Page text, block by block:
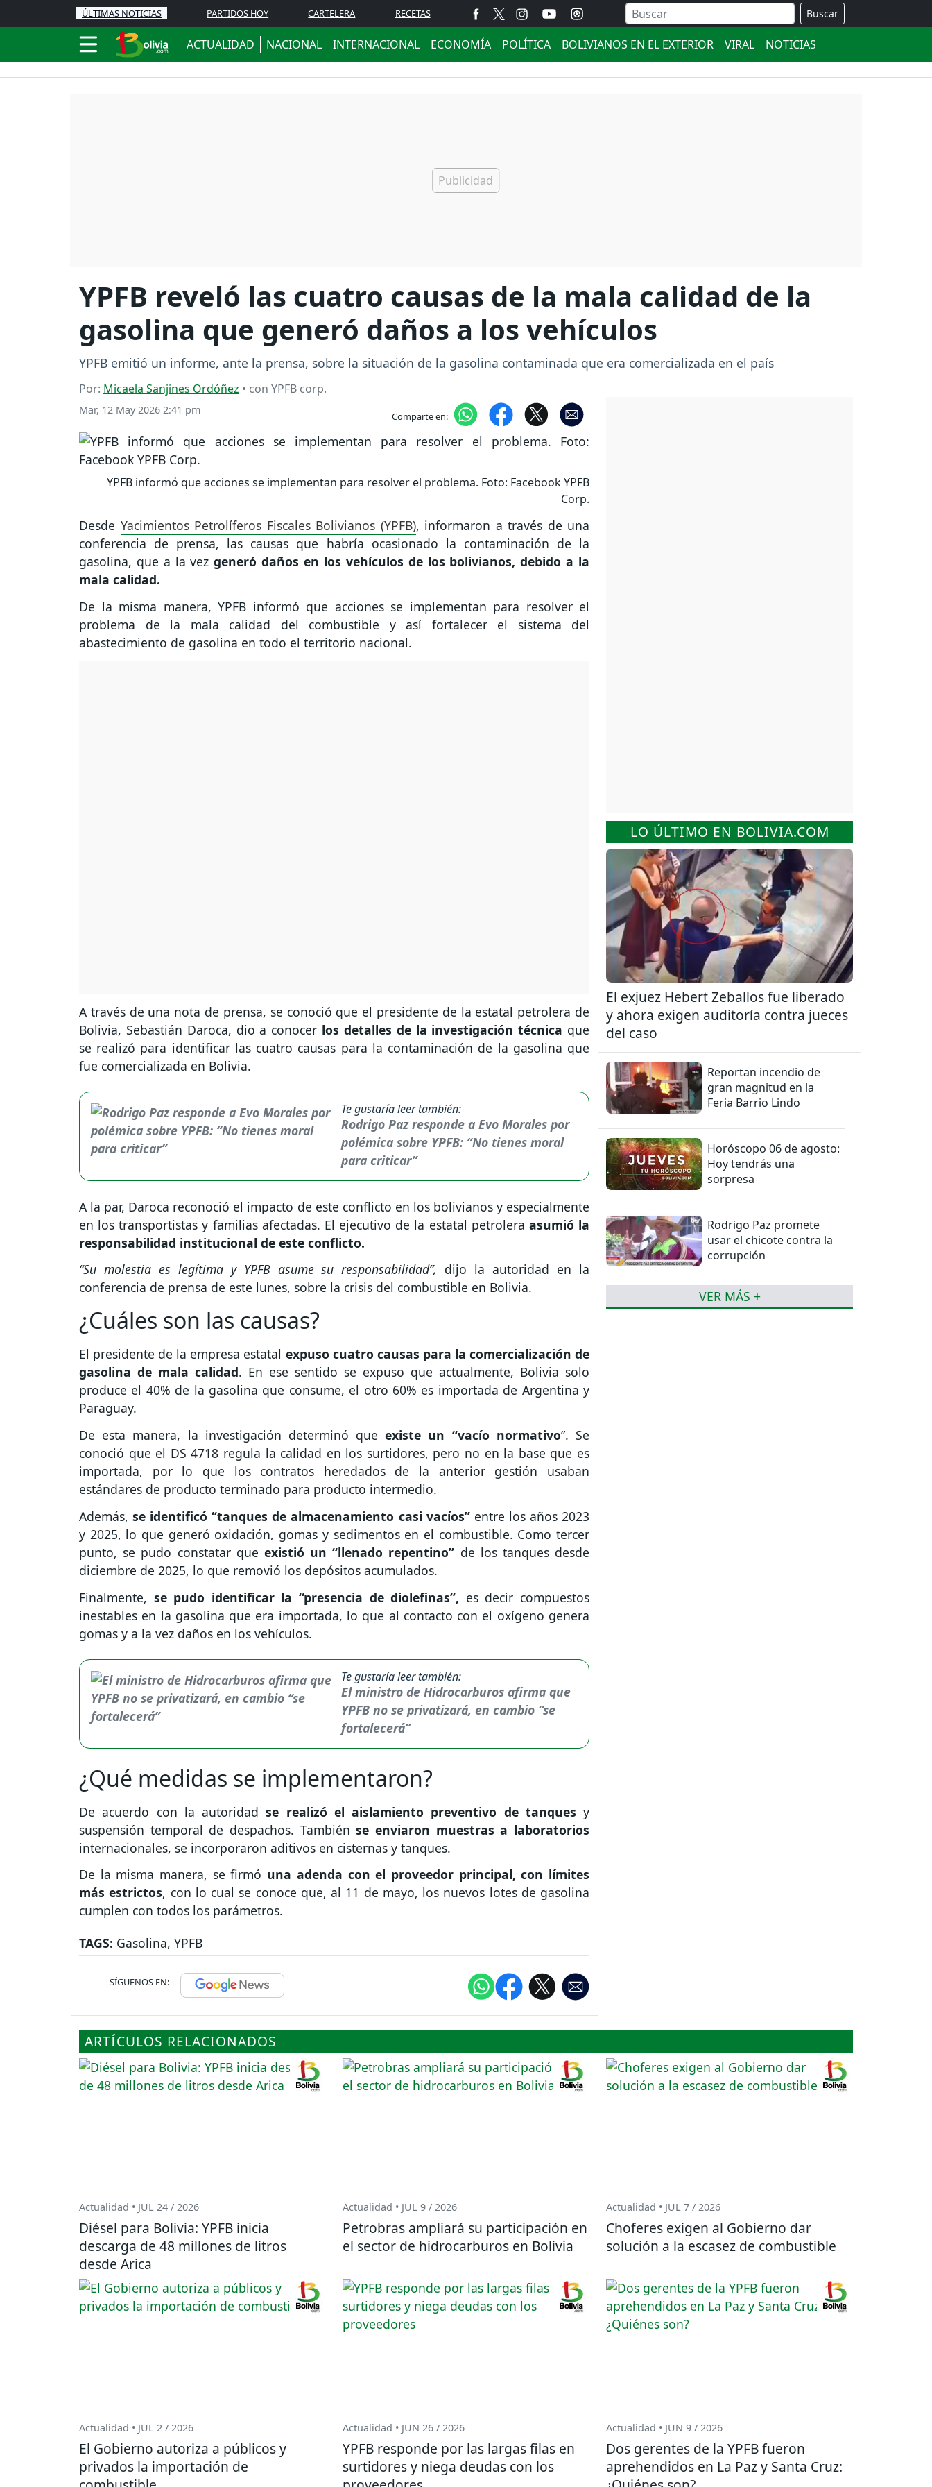
ÚLTIMAS NOTICIAS PARTIDOS HOY CARTELERA RECETAS Buscar
ACTUALIDAD NACIONAL INTERNACIONAL ECONOMÍA POLÍTICA BOLIVIANOS EN EL EXTERIOR VIRAL NOTICIAS
YPFB reveló las cuatro causas de la mala calidad de la
gasolina que generó daños a los vehículos
YPFB emitió un informe, ante la prensa, sobre la situación de la gasolina contaminada que era comercializada en el país
Por: Micaela Sanjines Ordóñez • con YPFB corp.
Mar, 12 May 2026 2:41 pm Comparte en:
YPFB informó que acciones se implementan para resolver el problema. Foto: Facebook YPFB
Corp.
Desde Yacimientos Petrolíferos Fiscales Bolivianos (YPFB), informaron a través de una
conferencia de prensa, las causas que habría ocasionado la contaminación de la
gasolina, que a la vezgeneró daños en los vehículos de los bolivianos, debido a la
mala calidad.
De la misma manera, YPFB informó que acciones se implementan para resolver el
problema de la mala calidad del combustible y así fortalecer el sistema del
abastecimiento de gasolina en todo el territorio nacional.
A través de una nota de prensa, se conoció que el presidente de la estatal petrolera de
Bolivia, Sebastián Daroca, dio a conocer los detalles de la investigación técnica que
se realizó para identificar las cuatro causas para la contaminación de la gasolina que
fue comercializada en Bolivia.
Te gustaría leer también:
Rodrigo Paz responde a Evo Morales por
polémica sobre YPFB: “No tienes moral
para criticar”
A la par, Daroca reconoció el impacto de este conflicto en los bolivianos y especialmente
en los transportistas y familias afectadas. El ejecutivo de la estatal petrolera asumió la
responsabilidad institucional de este conflicto.
“Su molestia es legítima y YPFB asume su responsabilidad”, dijo la autoridad en la
conferencia de prensa de este lunes, sobre la crisis del combustible en Bolivia.
¿Cuáles son las causas?
El presidente de la empresa estatal expuso cuatro causas para la comercialización de
gasolina de mala calidad. En ese sentido se expuso que actualmente, Bolivia solo
produce el 40% de la gasolina que consume, el otro 60% es importada de Argentina y
Paraguay.
De esta manera, la investigación determinó queexiste un “vacío normativo”. Se
conoció que el DS 4718 regula la calidad en los surtidores, pero no en la base que es
importada, por lo que los contratos heredados de la anterior gestión usaban
estándares de producto terminado para producto intermedio.
Además,se identificó “tanques de almacenamiento casi vacíos”entre los años 2023
y 2025, lo que generó oxidación, gomas y sedimentos en el combustible. Como tercer
punto, se pudo constatar que existió un “llenado repentino” de los tanques desde
diciembre de 2025, lo que removió los depósitos acumulados.
Finalmente, se pudo identificar la “presencia de diolefinas”, es decir compuestos
inestables en la gasolina que era importada, lo que al contacto con el oxígeno genera
gomas y a la vez daños en los vehículos.
Te gustaría leer también:
El ministro de Hidrocarburos afirma que
YPFB no se privatizará, en cambio “se
fortalecerá”
¿Qué medidas se implementaron?
De acuerdo con la autoridadse realizó el aislamiento preventivo de tanques y
suspensión temporal de despachos. Tambiénse enviaron muestras a laboratorios
internacionales, se incorporaron aditivos en cisternas y tanques.
De la misma manera, se firmó una adenda con el proveedor principal, con límites
más estrictos, con lo cual se conoce que, al 11 de mayo, los nuevos lotes de gasolina
cumplen con todos los parámetros.
TAGS: Gasolina, YPFB
SÍGUENOS EN:
LO ÚLTIMO EN BOLIVIA.COM
El exjuez Hebert Zeballos fue liberado
y ahora exigen auditoría contra jueces
del caso
Reportan incendio de
gran magnitud en la
Feria Barrio Lindo
Horóscopo 06 de agosto:
Hoy tendrás una
sorpresa
Rodrigo Paz promete
usar el chicote contra la
corrupción
VER MÁS +
ARTÍCULOS RELACIONADOS
Actualidad • JUL 24 / 2026
Diésel para Bolivia: YPFB inicia
descarga de 48 millones de litros
desde Arica
Actualidad • JUL 9 / 2026
Petrobras ampliará su participación en
el sector de hidrocarburos en Bolivia
Actualidad • JUL 7 / 2026
Choferes exigen al Gobierno dar
solución a la escasez de combustible
Actualidad • JUL 2 / 2026
El Gobierno autoriza a públicos y
privados la importación de
Actualidad • JUN 26 / 2026
YPFB responde por las largas filas en
surtidores y niega deudas con los
Actualidad • JUN 9 / 2026
Dos gerentes de la YPFB fueron
aprehendidos en La Paz y Santa Cruz: